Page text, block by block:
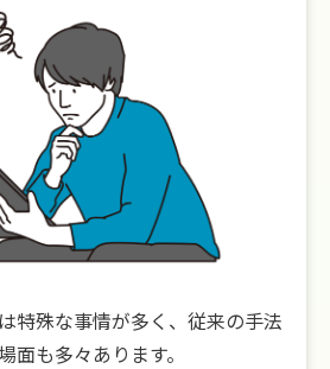
特殊な事情が多く、従来の手法
面も多々あります。